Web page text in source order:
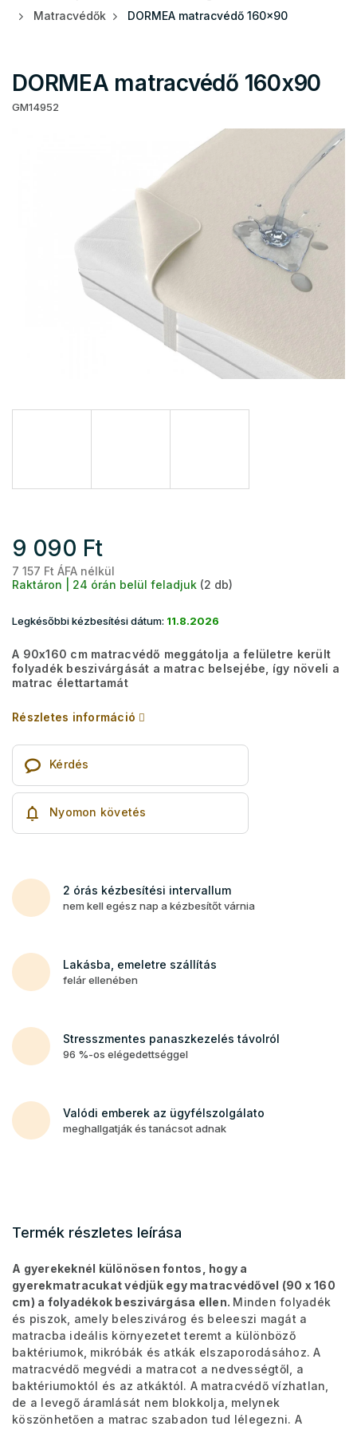
Matracvédők
DORMEA matracvédő 160x90
DORMEA matracvédő 160x90
GM14952
9 090 Ft
7 157 Ft ÁFA nélkül
Raktáron | 24 órán belül feladjuk (2 db)
Legkésőbbi kézbesítési dátum: 11.8.2026
A 90x160 cm matracvédő meggátolja a felületre került
folyadék beszivárgását a matrac belsejébe, így növeli a
matrac élettartamát
Részletes információ
Kérdés
Nyomon követés
2 órás kézbesítési intervallum
nem kell egész nap a kézbesítőt várnia
Lakásba, emeletre szállítás
felár ellenében
Stresszmentes panaszkezelés távolról
96 %-os elégedettséggel
Valódi emberek az ügyfélszolgálato
meghallgatják és tanácsot adnak
Termék részletes leírása
A gyerekeknél különösen fontos, hogy a
gyerekmatracukat védjük egy matracvédővel (90 x 160
cm) a folyadékok beszivárgása ellen. Minden folyadék
és piszok, amely beleszivárog és beleeszi magát a
matracba ideális környezetet teremt a különböző
baktériumok, mikróbák és atkák elszaporodásához. A
matracvédő megvédi a matracot a nedvességtől, a
baktériumoktól és az atkáktól. A matracvédő vízhatlan,
de a levegő áramlását nem blokkolja, melynek
köszönhetően a matrac szabadon tud lélegezni. A